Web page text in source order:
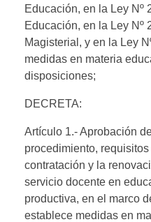
Educación, en la Ley Nº
Educación, en la Ley Nº
Magisterial , y en la Ley
medidas en materia
disposiciones;
DECRETA:
Artículo 1.- Aprobación
procedimiento,
contratación y la
servicio docente en
productiva, en el marco
establece medidas en